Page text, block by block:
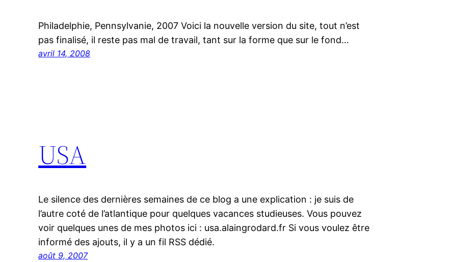
Philadelphie, Pennsylvanie, 2007 Voici la nouvelle version du site, tout n’est
pas finalisé, il reste pas mal de travail, tant sur la forme que sur le fond…
avril 14, 2008
USA
Le silence des dernières semaines de ce blog a une explication : je suis de
l’autre coté de l’atlantique pour quelques vacances studieuses. Vous pouvez
voir quelques unes de mes photos ici : usa.alaingrodard.fr Si vous voulez être
informé des ajouts, il y a un fil RSS dédié.
août 9, 2007